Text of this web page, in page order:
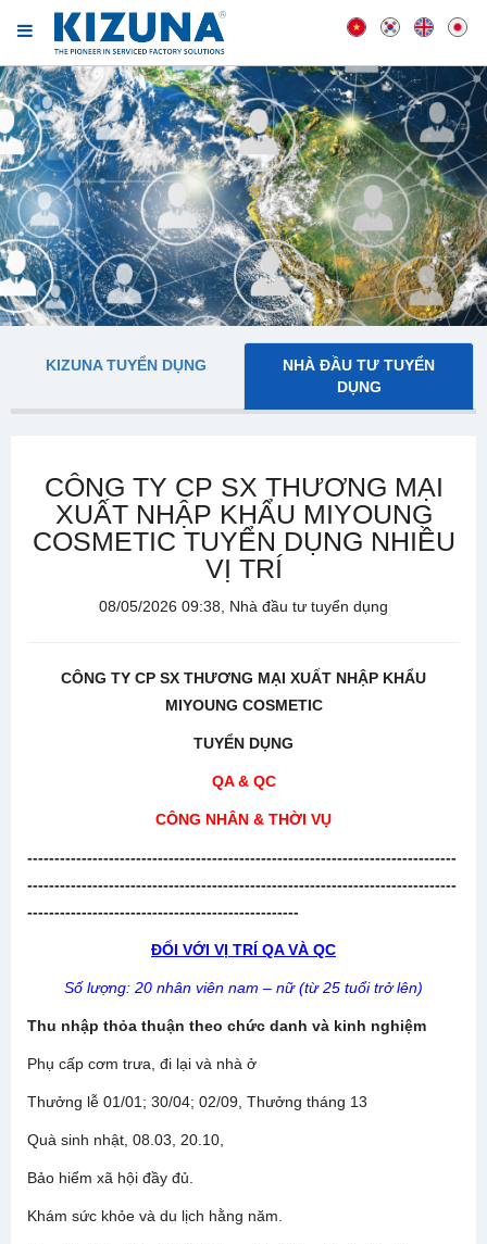
KIZUNA TUYỂN DỤNG
NHÀ ĐẦU TƯ TUYỂN
DỤNG
CÔNG TY CP SX THƯƠNG MẠI
XUẤT NHẬP KHẨU MIYOUNG
COSMETIC TUYỂN DỤNG NHIỀU
VỊ TRÍ
08/05/2026 09:38, Nhà đầu tư tuyển dụng
CÔNG TY CP SX THƯƠNG MẠI XUẤT NHẬP KHẨU
MIYOUNG COSMETIC
TUYỂN DỤNG
QA & QC
CÔNG NHÂN & THỜI VỤ
-------------------------------------------------------------------------------
-------------------------------------------------------------------------------
--------------------------------------------------
ĐỐI VỚI VỊ TRÍ QA VÀ QC
Số lượng: 20 nhân viên nam – nữ (từ 25 tuổi trở lên)
Thu nhập thỏa thuận theo chức danh và kinh nghiệm
Phụ cấp cơm trưa, đi lại và nhà ở
Thưởng lễ 01/01; 30/04; 02/09, Thưởng tháng 13
Quà sinh nhật, 08.03, 20.10,
Bảo hiểm xã hội đầy đủ.
Khám sức khỏe và du lịch hằng năm.